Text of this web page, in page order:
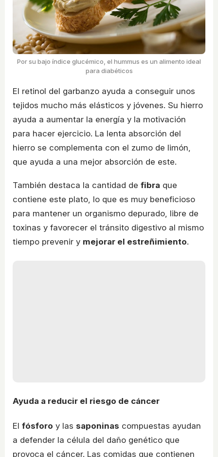
Por su bajo índice glucémico, el hummus es un alimento ideal
para diabéticos
El retinol del garbanzo ayuda a conseguir unos
tejidos mucho más elásticos y jóvenes. Su hierro
ayuda a aumentar la energía y la motivación
para hacer ejercicio. La lenta absorción del
hierro se complementa con el zumo de limón,
que ayuda a una mejor absorción de este.
También destaca la cantidad de fibra que
contiene este plato, lo que es muy beneficioso
para mantener un organismo depurado, libre de
toxinas y favorecer el tránsito digestivo al mismo
tiempo prevenir y mejorar el estreñimiento.
Ayuda a reducir el riesgo de cáncer
El fósforo y las saponinas compuestas ayudan
a defender la célula del daño genético que
provoca el cáncer. Las comidas que contienen